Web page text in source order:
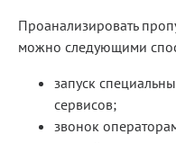
Проанализировать
можно следующими
запуск
сервисов;
звонок